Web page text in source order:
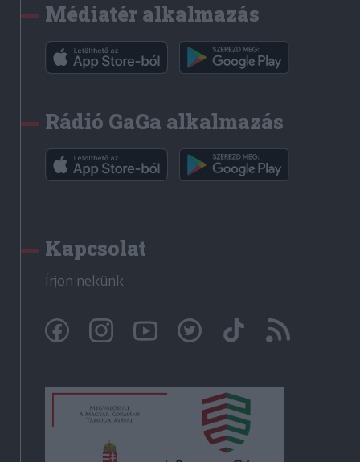
Médiatér alkalmazás
Rádió GaGa alkalmazás
Kapcsolat
Írjon nekünk